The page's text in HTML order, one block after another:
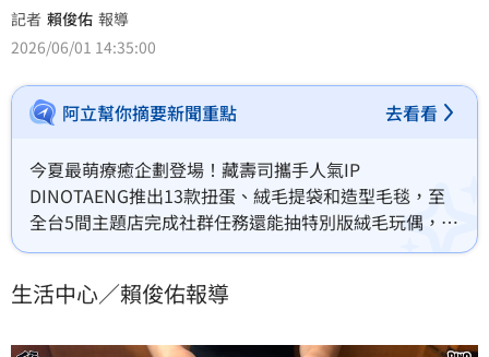
記者 賴俊佑 報導
2026/06/01 14:35:00
阿立幫你摘要新聞重點 去看看
今夏最萌療癒企劃登場！藏壽司攜手人氣IP
DINOTAENG推出13款扭蛋、絨毛提袋和造型毛毯，至
全台5間主題店完成社群任務還能抽特別版絨毛玩偶，夏
季新品「日本產昆布漬比目魚(一貫)」、「鮭魚明太子海
店「SUSHIRO To Go TOGO站前店」進駐台北車站
生活中心／賴俊佑報導